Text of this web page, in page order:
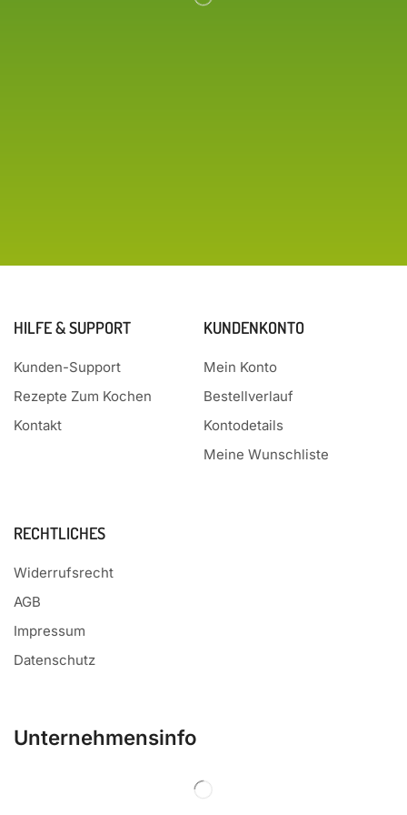
HILFE & SUPPORT
Kunden-Support
Rezepte Zum Kochen
Kontakt
KUNDENKONTO
Mein Konto
Bestellverlauf
Kontodetails
Meine Wunschliste
RECHTLICHES
Widerrufsrecht
AGB
Impressum
Datenschutz
Unternehmensinfo